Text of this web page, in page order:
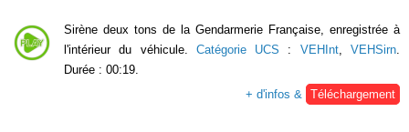
Sirène deux tons de la Gendarmerie Française, enregistrée à
l'intérieur du véhicule. Catégorie UCS : VEHInt,VEHSirn
Durée : 00:19.
+ d'infos &
Téléchargement